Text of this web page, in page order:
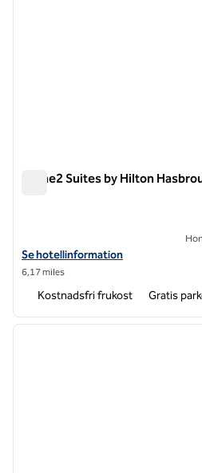
Home2 Suites by Hilton
Visa hotelluppgifter för Home2
Se hotellinformation
6,17 miles
Kostnadsfri frukost Gratis
1 av 12